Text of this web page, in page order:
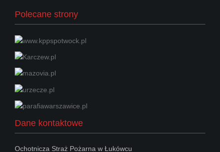
Polecane strony
Dane kontaktowe
Ochotnicza Straż Pożarna w Łukówcu